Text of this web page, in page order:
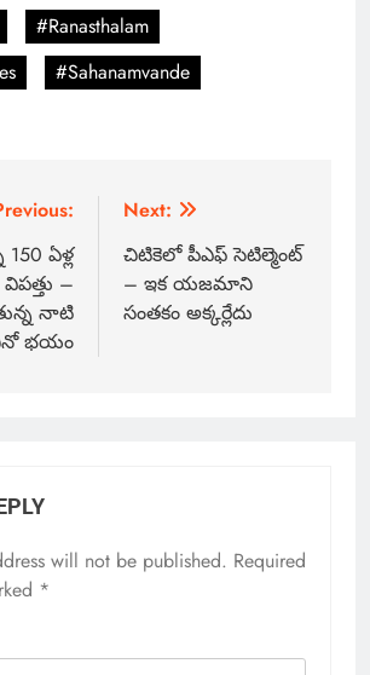
#Ranasthalam
#Sahanamvande
ఏళ్ల
–
నాటి
భయం
Next:
చిటికెలో పీఎఫ్ సెటిల్మెంట్
– ఇక యజమాని
సంతకం అక్కర్లేదు
will not be published. Required
*